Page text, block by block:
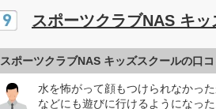
スポーツクラブNAS キ
スポーツクラブNAS キッズスクールの口コ
水を怖がって顔もつけられなかっ
などにも遊びに行けるようになった